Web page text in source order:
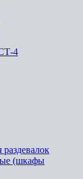
4
(шкафы